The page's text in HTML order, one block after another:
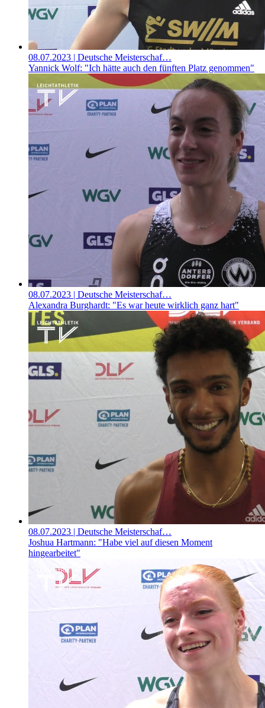
08.07.2023 | Deutsche Meisterschaf…
Yannick Wolf: "Ich hätte auch den fünften Platz genommen"
08.07.2023 | Deutsche Meisterschaf…
Alexandra Burghardt: "Es war heute wirklich ganz hart"
08.07.2023 | Deutsche Meisterschaf…
Joshua Hartmann: "Habe viel auf diesen Moment
hingearbeitet"